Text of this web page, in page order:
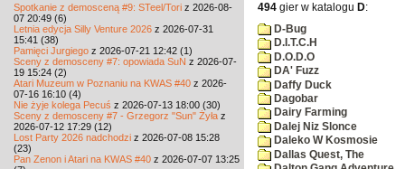
Spotkanie z demosceną #9: STeel/Tori z 2026-08-
07 20:49 (6)
Letnia edycja Silly Venture 2026 z 2026-07-31
15:41 (38)
Pamięci Jurgiego z 2026-07-21 12:42 (1)
Sceny z demosceny #7: opowiada SuN z 2026-07-
19 15:24 (2)
Atari Muzeum w Poznaniu na KWAS #40 z 2026-
07-16 16:10 (4)
Nie żyje kolega Pecuś z 2026-07-13 18:00 (30)
Sceny z demosceny #7 - Grzegorz "Sun" Żyła z
2026-07-12 17:29 (12)
Lost Party 2026 nadchodzi z 2026-07-08 15:28
(23)
Pan Zenon i Atari na KWAS #40 z 2026-07-07 13:25
494 gier w katalogu D:
D-Bug
D.I.T.C.H
D.O.D.O
DA' Fuzz
Daffy Duck
Dagobar
Dairy Farming
Dalej Niz Slonce
Daleko W Kosmosie
Dallas Quest, The